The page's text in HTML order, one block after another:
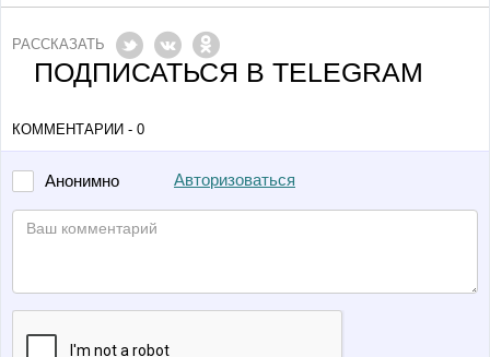
РАССКАЗАТЬ
ПОДПИСАТЬСЯ В TELEGRAM
КОММЕНТАРИИ - 0
Анонимно Авторизоваться